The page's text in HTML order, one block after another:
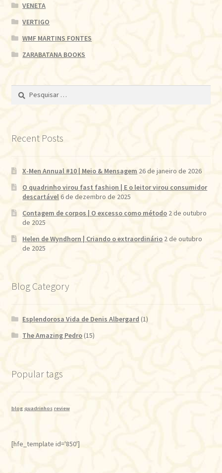
VENETA
VERTIGO
WMF MARTINS FONTES
ZARABATANA BOOKS
Pesquisar
Recent Posts
X-Men Annual #10 | Meio & Mensagem 26 de janeiro de 2026
O quadrinho virou fast fashion | E o leitor virou consumidor
descartável 6 de dezembro de 2025
Contagem de corpos | O excesso como método 2 de outubro
de 2025
Helen de Wyndhorn | Criando o extraordinário 2 de outubro
de 2025
Blog Category
Esplendorosa Vida de Denis Albergard (1)
The Amazing Pedro (15)
Popular tags
blog quadrinhos review
[hfe_template id='850']